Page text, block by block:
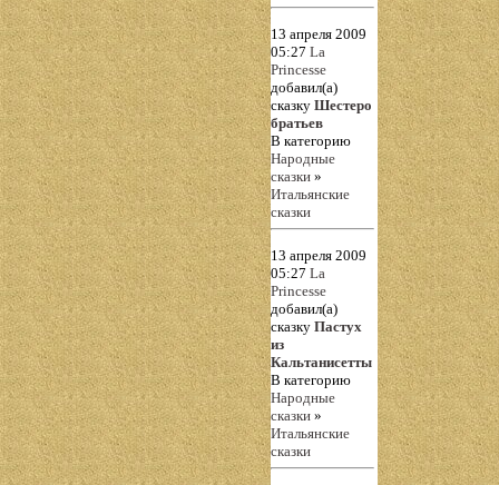
13 апреля 2009
05:27 La
Princesse
добавил(а)
сказку Шестеро
братьев
В категорию
Народные
сказки »
Итальянские
сказки
13 апреля 2009
05:27 La
Princesse
добавил(а)
сказку Пастух
из
Кальтанисетты
В категорию
Народные
сказки »
Итальянские
сказки